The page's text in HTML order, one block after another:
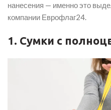
нанесения — именно это
компании Еврофлаг24.
1. Сумки с